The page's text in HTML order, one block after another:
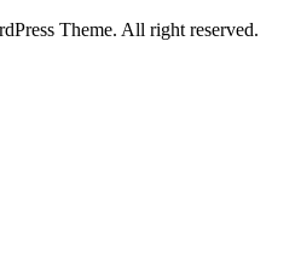
Theme. All right reserved.